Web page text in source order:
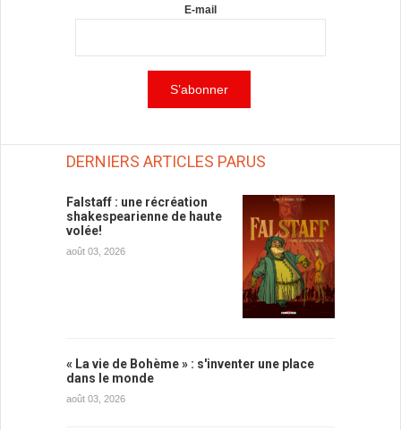
E-mail
DERNIERS ARTICLES PARUS
Falstaff : une récréation
shakespearienne de haute
volée!
août 03, 2026
« La vie de Bohème » : s'inventer une place
dans le monde
août 03, 2026